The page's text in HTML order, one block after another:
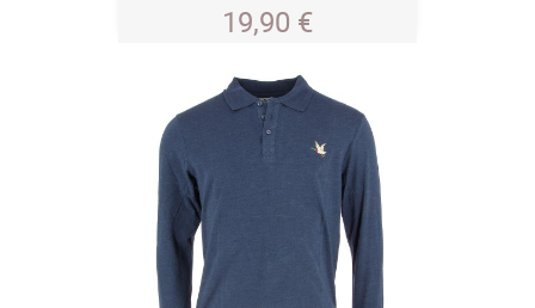
Prix
19,90 €